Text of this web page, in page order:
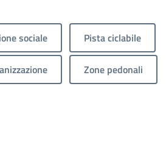
sociale Pista ciclabile
Zone pedonali